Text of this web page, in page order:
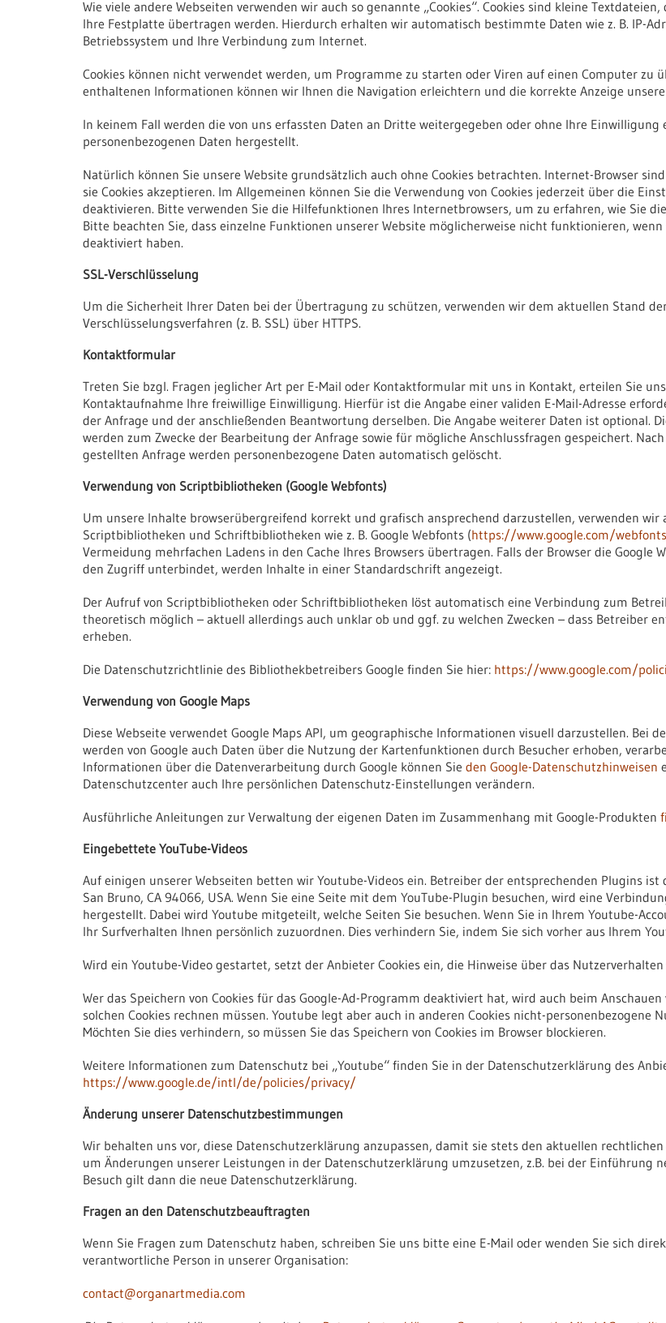
Wie viele andere Webseiten verwenden wir auch so genannte „Cookies“. Cookies sind kleine
Ihre Festplatte übertragen werden. Hierdurch erhalten wir automatisch bestimmte Daten wie z. B. IP-
Betriebssystem und Ihre Verbindung zum Internet.
Cookies können nicht verwendet werden, um Programme zu starten oder Viren auf einen Computer zu
enthaltenen Informationen können wir Ihnen die Navigation erleichtern und die korrekte Anzeige
In keinem Fall werden die von uns erfassten Daten an Dritte weitergegeben oder ohne Ihre
personenbezogenen Daten hergestellt.
Natürlich können Sie unsere Website grundsätzlich auch ohne Cookies betrachten. Internet-Browser
sie Cookies akzeptieren. Im Allgemeinen können Sie die Verwendung von Cookies jederzeit über die
deaktivieren. Bitte verwenden Sie die Hilfefunktionen Ihres Internetbrowsers, um zu erfahren, wie Sie
Bitte beachten Sie, dass einzelne Funktionen unserer Website möglicherweise nicht funktionieren, wenn
deaktiviert haben.
SSL-Verschlüsselung
Um die Sicherheit Ihrer Daten bei der Übertragung zu schützen, verwenden wir dem aktuellen Stand
Verschlüsselungsverfahren (z. B. SSL) über HTTPS.
Kontaktformular
Treten Sie bzgl. Fragen jeglicher Art per E-Mail oder Kontaktformular mit uns in Kontakt, erteilen Sie
Kontaktaufnahme Ihre freiwillige Einwilligung. Hierfür ist die Angabe einer validen E-Mail-Adresse
der Anfrage und der anschließenden Beantwortung derselben. Die Angabe weiterer Daten ist optional.
werden zum Zwecke der Bearbeitung der Anfrage sowie für mögliche Anschlussfragen gespeichert.
gestellten Anfrage werden personenbezogene Daten automatisch gelöscht.
Verwendung von Scriptbibliotheken (Google Webfonts)
Um unsere Inhalte browserübergreifend korrekt und grafisch ansprechend darzustellen, verwenden wir
Scriptbibliotheken und Schriftbibliotheken wie z. B. Google Webfonts (https://www.google.com/
Vermeidung mehrfachen Ladens in den Cache Ihres Browsers übertragen. Falls der Browser die
den Zugriff unterbindet, werden Inhalte in einer Standardschrift angezeigt.
Der Aufruf von Scriptbibliotheken oder Schriftbibliotheken löst automatisch eine Verbindung zum
theoretisch möglich – aktuell allerdings auch unklar ob und ggf. zu welchen Zwecken – dass Betreiber
erheben.
Die Datenschutzrichtlinie des Bibliothekbetreibers Google finden Sie hier: https://www.google.com/
Verwendung von Google Maps
Diese Webseite verwendet Google Maps API, um geographische Informationen visuell darzustellen. Bei
werden von Google auch Daten über die Nutzung der Kartenfunktionen durch Besucher erhoben,
Informationen über die Datenverarbeitung durch Google können Sie den Google-Datenschutzhinweisen
Datenschutzcenter auch Ihre persönlichen Datenschutz-Einstellungen verändern.
Ausführliche Anleitungen zur Verwaltung der eigenen Daten im Zusammenhang mit Google-Produkten
Eingebettete YouTube-Videos
Auf einigen unserer Webseiten betten wir Youtube-Videos ein. Betreiber der entsprechenden Plugins ist
San Bruno, CA 94066, USA. Wenn Sie eine Seite mit dem YouTube-Plugin besuchen, wird eine
hergestellt. Dabei wird Youtube mitgeteilt, welche Seiten Sie besuchen. Wenn Sie in Ihrem Youtube-
Ihr Surfverhalten Ihnen persönlich zuzuordnen. Dies verhindern Sie, indem Sie sich vorher aus Ihrem
Wird ein Youtube-Video gestartet, setzt der Anbieter Cookies ein, die Hinweise über das
Wer das Speichern von Cookies für das Google-Ad-Programm deaktiviert hat, wird auch beim
solchen Cookies rechnen müssen. Youtube legt aber auch in anderen Cookies nicht-personenbezogene
Möchten Sie dies verhindern, so müssen Sie das Speichern von Cookies im Browser blockieren.
Weitere Informationen zum Datenschutz bei „Youtube“ finden Sie in der Datenschutzerklärung des
https://www.google.de/intl/de/policies/privacy/
Änderung unserer Datenschutzbestimmungen
Wir behalten uns vor, diese Datenschutzerklärung anzupassen, damit sie stets den aktuellen
um Änderungen unserer Leistungen in der Datenschutzerklärung umzusetzen, z.B. bei der Einführung
Besuch gilt dann die neue Datenschutzerklärung.
Fragen an den Datenschutzbeauftragten
Wenn Sie Fragen zum Datenschutz haben, schreiben Sie uns bitte eine E-Mail oder wenden Sie sich
verantwortliche Person in unserer Organisation:
contact@organartmedia.com